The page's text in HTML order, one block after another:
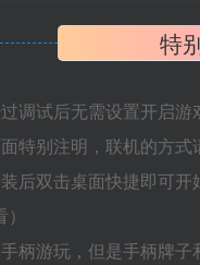
特
调试后无需设置开启
特别注明，联机的方式
后双击桌面快捷即可
柄游玩，但是手柄牌子